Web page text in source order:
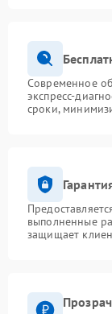
Современное
экспресс-
сроки,
выполненные
защищает